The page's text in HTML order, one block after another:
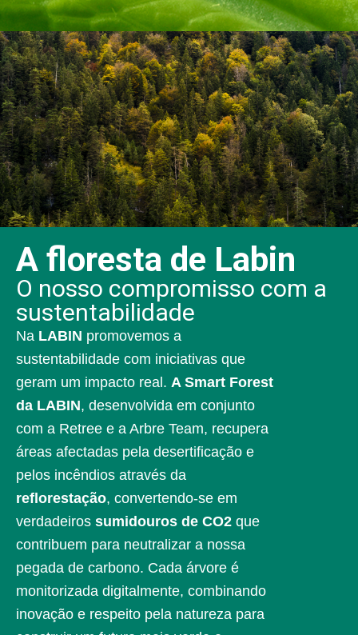
A floresta de Labin
O nosso compromisso com a
sustentabilidade
Na LABIN promovemos a
sustentabilidade com iniciativas que
geram um impacto real. A Smart Forest
da LABIN, desenvolvida em conjunto
com a Retree e a Arbre Team, recupera
áreas afectadas pela desertificação e
pelos incêndios através da
reflorestação, convertendo-se em
verdadeiros sumidouros de CO2 que
contribuem para neutralizar a nossa
pegada de carbono. Cada árvore é
monitorizada digitalmente, combinando
inovação e respeito pela natureza para